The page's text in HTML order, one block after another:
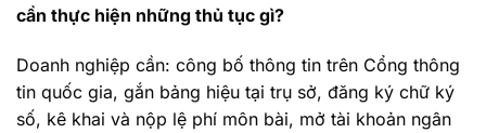
cần thực hiện những thủ tục gì?
Doanh nghiệp cần: công bố thông tin trên Cổng thông
tin quốc gia, gắn bảng hiệu tại trụ sở, đăng ký chữ ký
số, kê khai và nộp lệ phí môn bài, mở tài khoản ngân